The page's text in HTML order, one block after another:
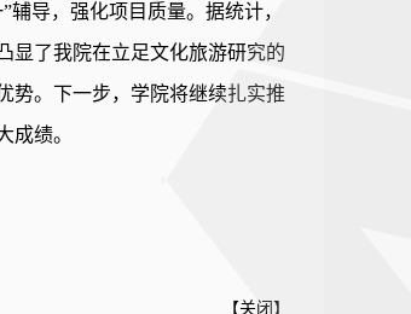
导，强化项目质量。据统计，
显了我院在立足文化旅游研究的
势。下一步，学院将继续扎实推
成绩。
【关闭 】